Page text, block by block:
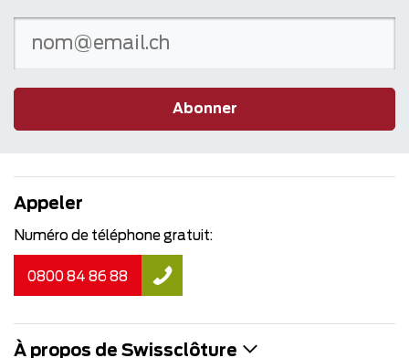
Abonner
Appeler
Numéro de téléphone gratuit:
0800 84 86 88
À propos de Swissclôture